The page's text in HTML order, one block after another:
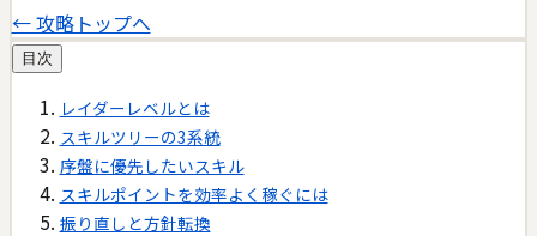
← 攻略トップへ
目次
レイダーレベルとは
スキルツリーの3系統
序盤に優先したいスキル
スキルポイントを効率よく稼ぐには
振り直しと方針転換